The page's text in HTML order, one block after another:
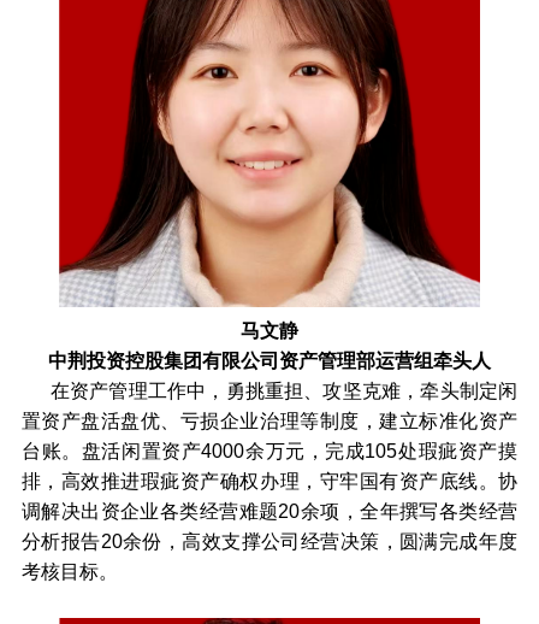
马文静
中荆投资控股集团有限公司资产管理部运营组牵头人
在资产管理工作中，勇挑重担、攻坚克难，牵头制定闲
置资产盘活盘优、亏损企业治理等制度，建立标准化资产
台账。盘活闲置资产4000余万元，完成105处瑕疵资产摸
排，高效推进瑕疵资产确权办理，守牢国有资产底线。协
调解决出资企业各类经营难题20余项，全年撰写各类经营
分析报告20余份，高效支撑公司经营决策，圆满完成年度
考核目标。